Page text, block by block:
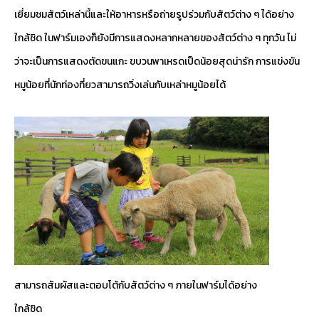
เยี่ยมชมสัตว์เหล่านี้และให้อาหารหรือถ่ายรูปร่วมกับสัตว์ต่าง ๆ ได้อย่าง
ใกล้ชิด ในฟาร์มเองก็ยังมีการแสดงหลากหลายของสัตว์ต่าง ๆ ทุกวัน ไม่
ว่าจะเป็นการแสดงตัดขนแกะ ขบวนพาเหรดเป็ดน้อยสุดน่ารัก การแข่งขัน
หมูน้อยที่นักท่องที่ยวสามารถวิ่งเล่นกับเหล่าหมูน้อยได้
สามารถสัมผัสและตอบโต้กับสัตว์ต่าง ๆ ภายในฟาร์มได้อย่าง
ใกล้ชิด